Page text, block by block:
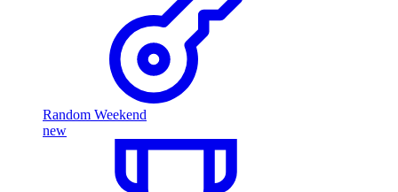
Random Weekend
new